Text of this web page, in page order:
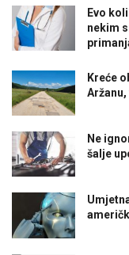
Evo
nekim
Kreće
Ne
šalje